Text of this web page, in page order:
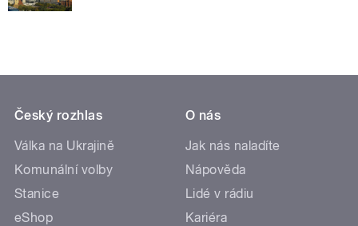
Český rozhlas
Válka na Ukrajině
Komunální volby
Stanice
eShop
O nás
Jak nás naladíte
Nápověda
Lidé v rádiu
Kariéra